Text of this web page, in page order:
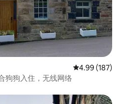
平均评分 4.99
4.99 (187)
狗狗入住，无线网络